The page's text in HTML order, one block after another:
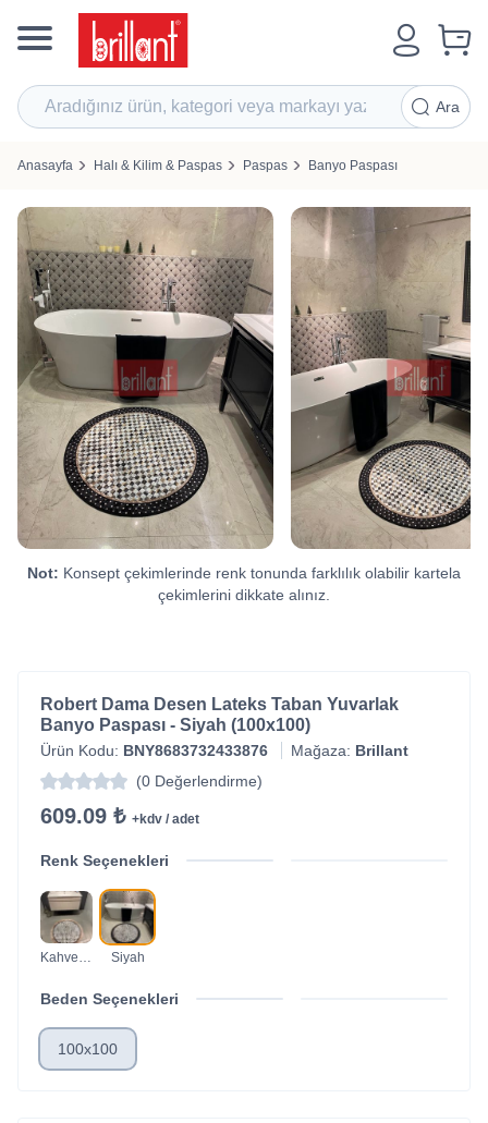
Ara
Anasayfa Halı & Kilim & Paspas Paspas Banyo Paspası
Not: Konsept çekimlerinde renk tonunda farklılık olabilir kartela
çekimlerini dikkate alınız.
Robert Dama Desen Lateks Taban Yuvarlak
Banyo Paspası - Siyah (100x100)
Ürün Kodu: BNY8683732433876 Mağaza: Brillant
(0 Değerlendirme)
609.09 ₺ +kdv / adet
Renk Seçenekleri
Siyah
Beden Seçenekleri
100x100